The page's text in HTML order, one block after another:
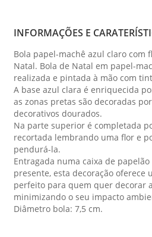
INFORMAÇÕES E
Bola papel-machê azul claro com
Natal. Bola de Natal em papel-
realizada e pintada à mão com
A base azul clara é enriquecida
as zonas pretas são decoradas
decorativos dourados.
Na parte superior é completada
recortada lembrando uma flor e
pendurá-la.
Entragada numa caixa de
presente, esta decoração oferece
perfeito para quem quer decorar
minimizando o seu impacto
Diâmetro bola: 7,5 cm.